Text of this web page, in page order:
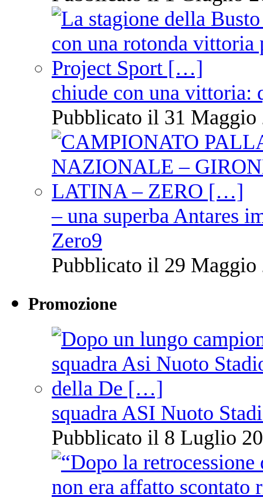
chiude con una vittoria:
Pubblicato il 31 Maggio
– una superba Antares
Zero9
Pubblicato il 29 Maggio
Promozione
squadra ASI Nuoto
Pubblicato il 8 Luglio